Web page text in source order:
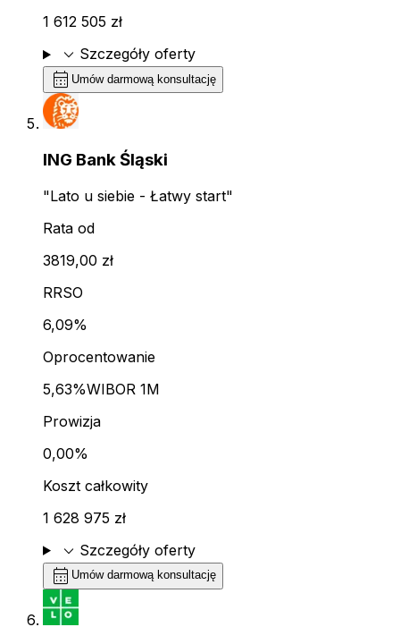
1 612 505 zł
expand_more Szczegóły oferty
calendar_month Umów darmową konsultację
ING Bank Śląski
"Lato u siebie - Łatwy start"
Rata od
3819,00 zł
RRSO
6,09%
Oprocentowanie
5,63%WIBOR 1M
Prowizja
0,00%
Koszt całkowity
1 628 975 zł
expand_more Szczegóły oferty
calendar_month Umów darmową konsultację